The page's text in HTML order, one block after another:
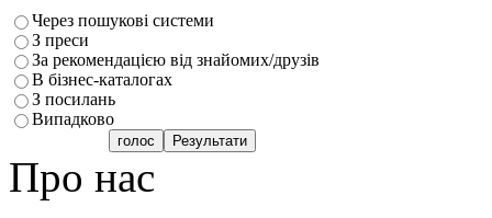
Через пошукові системи
З преси
За рекомендацією від знайомих/друзів
В бізнес-каталогах
З посилань
Випадково
Про нас